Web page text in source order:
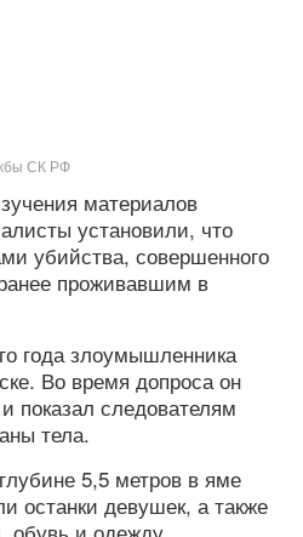
СК РФ
материалов
установили, что
убийства, совершенного
проживавшим в
года злоумышленника
Во время допроса он
показал следователям
тела.
5,5 метров в яме
останки девушек, а также